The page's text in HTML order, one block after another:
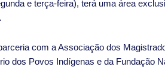
e terça-feira), terá uma área
com a Associação dos
dos Povos Indígenas e da Fundação